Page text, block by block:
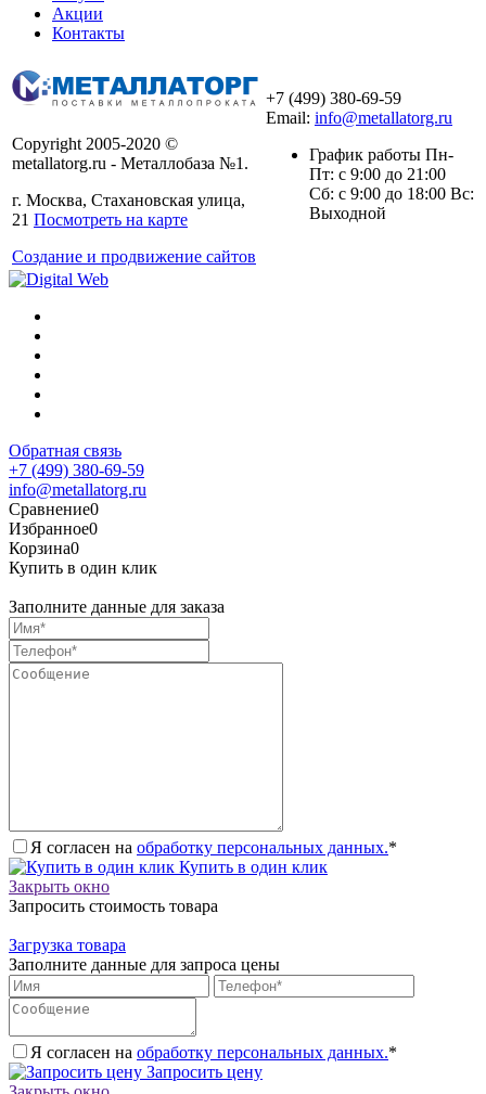
Акции
Контакты
Copyright 2005-2020 ©
metallatorg.ru - Металлобаза №1.
г. Москва, Стахановская улица,
21 Посмотреть на карте
Создание и продвижение сайтов
+7 (499) 380-69-59
Email: info@metallatorg.ru
График работы Пн-
Пт: с 9:00 до 21:00
Сб: с 9:00 до 18:00 Вс:
Выходной
Обратная связь
+7 (499) 380-69-59
info@metallatorg.ru
Сравнение0
Избранное0
Корзина0
Купить в один клик
Заполните данные для заказа
Я согласен на обработку персональных данных.*
Купить в один клик
Закрыть окно
Запросить стоимость товара
Загрузка товара
Заполните данные для запроса цены
Я согласен на обработку персональных данных.*
Запросить цену